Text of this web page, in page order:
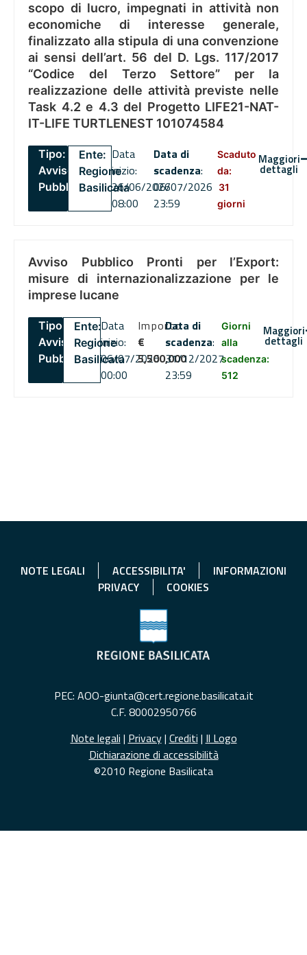
scopo di lucro, impegnati in attività non
economiche di interesse generale,
finalizzato alla stipula di una convenzione
ai sensi dell’art. 56 del D. Lgs. 117/2017
“Codice del Terzo Settore” per la
realizzazione delle attività previste nelle
Task 4.2 e 4.3 del Progetto LIFE21-NAT-
IT-LIFE TURTLENEST 101074584
Tipo:
Avviso
Pubblico
Ente:
Regione
Basilicata
Data
inizio:
26/06/2026
08:00
Data di
scadenza:
06/07/2026
23:59
Scaduto
da:
31
giorni
Maggiori
dettagli
Avviso Pubblico Pronti per l’Export:
misure di internazionalizzazione per le
imprese lucane
Tipo:
Avviso
Pubblico
Ente:
Regione
Basilicata
Data
inizio:
06/07/2026
00:00
Importo
€
5,500,000
Data di
scadenza:
31/12/2027
23:59
Giorni
alla
scadenza:
512
Maggiori
dettagli
NOTE LEGALI ACCESSIBILITA'
INFORMAZIONI
PRIVACY
COOKIES
PEC: AOO-giunta@cert.regione.basilicata.it
C.F. 80002950766
Note legali | Privacy| Crediti | Il Logo
Dichiarazione di accessibilità
©2010 Regione Basilicata